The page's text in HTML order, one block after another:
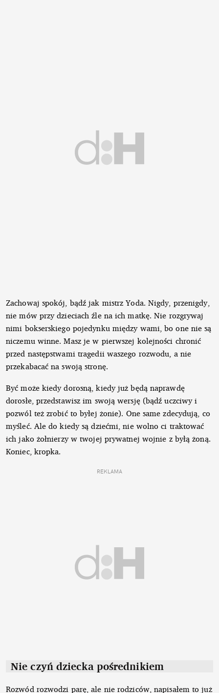
Zachowaj spokój, bądź jak mistrz Yoda. Nigdy, przenigdy,
nie mów przy dzieciach źle na ich matkę. Nie rozgrywaj
nimi bokserskiego pojedynku między wami, bo one nie są
niczemu winne. Masz je w pierwszej kolejności chronić
przed następstwami tragedii waszego rozwodu, a nie
przekabacać na swoją stronę.
Być może kiedy dorosną, kiedy już będą naprawdę
dorosłe, przedstawisz im swoją wersję (bądź uczciwy i
pozwól też zrobić to byłej żonie). One same zdecydują, co
myśleć. Ale do kiedy są dziećmi, nie wolno ci traktować
ich jako żołnierzy w twojej prywatnej wojnie z byłą żoną.
Koniec, kropka.
REKLAMA
Nie czyń dziecka pośrednikiem
Rozwód rozwodzi parę, ale nie rodziców, napisałem to już